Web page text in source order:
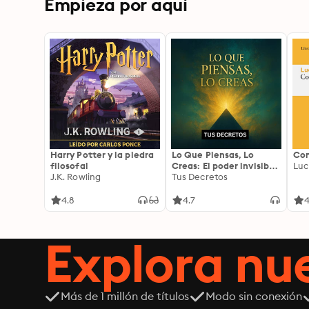
Harry Potter y la piedra
filosofal
J.K. Rowling
4.8
Lo Que Piensas, Lo
Creas: El poder invisible
de tus palabras, tu
transformar tu realidad
Tus Decretos
4.7
Explora
Más de 1 millón de títulos Modo sin conexión